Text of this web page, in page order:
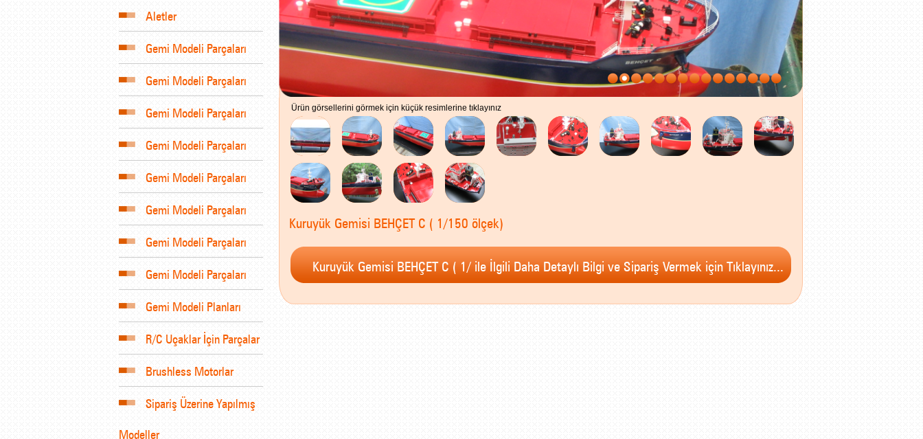
Aletler
Gemi Modeli Parçaları
Gemi Modeli Parçaları
Gemi Modeli Parçaları
Gemi Modeli Parçaları
Gemi Modeli Parçaları
Gemi Modeli Parçaları
Gemi Modeli Parçaları
Gemi Modeli Parçaları
Gemi Modeli Planları
R/C Uçaklar İçin Parçalar
Brushless Motorlar
Sipariş Üzerine Yapılmış
Modeller
Ürün görsellerini görmek için küçük resimlerine tıklayınız
Kuruyük Gemisi BEHÇET C ( 1/150 ölçek)